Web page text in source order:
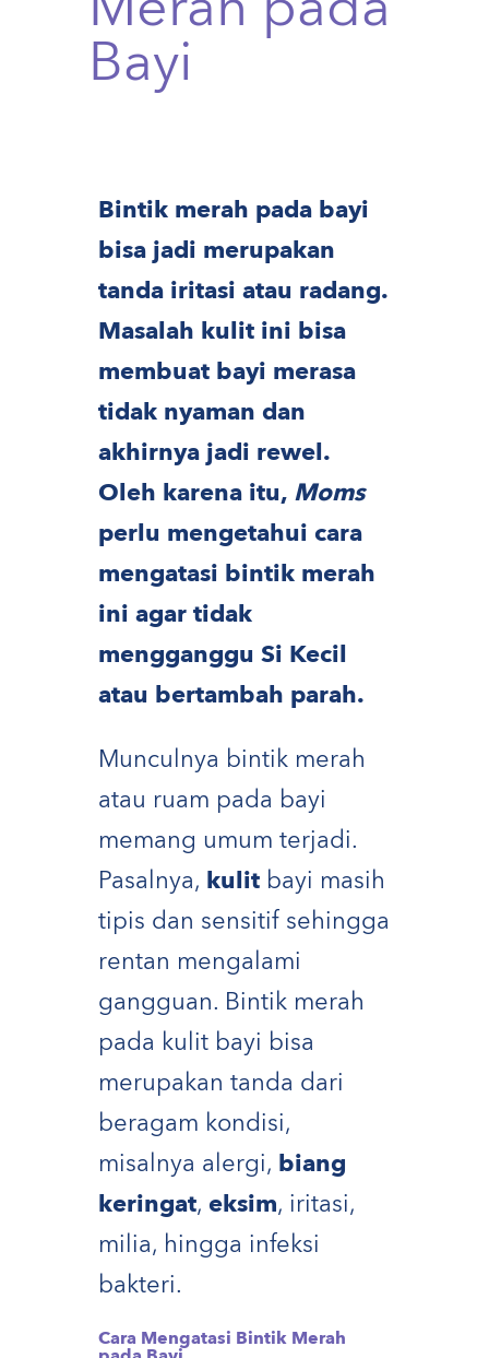
Bayi
Bintik merah pada bayi
bisa jadi merupakan
tanda iritasi atau radang.
Masalah kulit ini bisa
membuat bayi merasa
tidak nyaman dan
akhirnya jadi rewel.
Oleh karena itu, Moms
perlu mengetahui cara
mengatasi bintik merah
ini agar tidak
mengganggu Si Kecil
atau bertambah parah.
Munculnya bintik merah
atau ruam pada bayi
memang umum terjadi.
Pasalnya, kulitbayi masih
tipis dan sensitif sehingga
rentan mengalami
gangguan. Bintik merah
pada kulit bayi bisa
merupakan tanda dari
beragam kondisi,
misalnya alergi, biang
keringat, eksim, iritasi,
milia, hingga infeksi
bakteri.
Cara Mengatasi Bintik Merah